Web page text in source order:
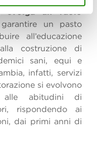
svolga un ruolo
un pasto
all’educazione
costruzione di
sani, equi e
infatti, servizi
si evolvono
abitudini di
rispondendo ai
dai primi anni di